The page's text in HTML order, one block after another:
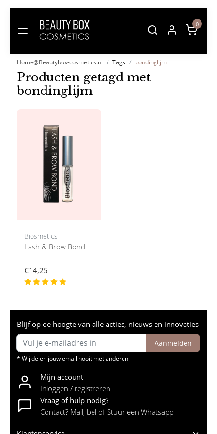
0
Home@Beautybox-cosmetics.nl Tags bondinglijm
Producten getagd met
bondinglijm
Biosmetics
Lash & Brow Bond
€14,25
Blijf op de hoogte van alle acties, nieuws en innovaties
Aanmelden
* Wij delen jouw email nooit met anderen
Mijn account
Inloggen / registreren
Vraag of hulp nodig?
Contact? Mail, bel of Stuur een Whatsapp